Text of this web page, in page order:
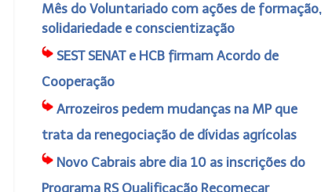
Mês do Voluntariado com ações de formação,
solidariedade e conscientização
SEST SENAT e HCB firmam Acordo de
Cooperação
Arrozeiros pedem mudanças na MP que
trata da renegociação de dívidas agrícolas
Novo Cabrais abre dia 10 as inscrições do
Programa RS Qualificação Recomeçar